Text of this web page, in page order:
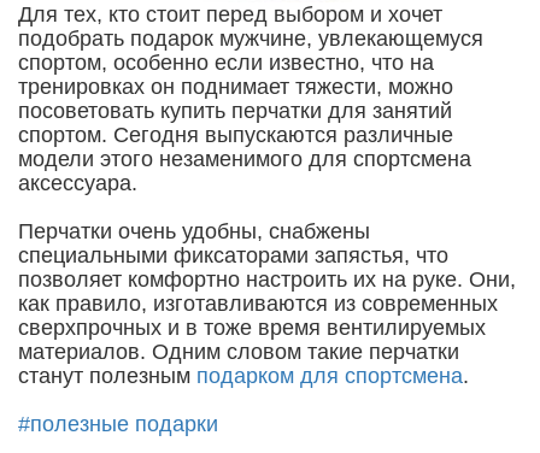
Для тех, кто стоит перед выбором и хочет
подобрать подарок мужчине, увлекающемуся
спортом, особенно если известно, что на
тренировках он поднимает тяжести, можно
посоветовать купить перчатки для занятий
спортом. Сегодня выпускаются различные
модели этого незаменимого для спортсмена
аксессуара.
Перчатки очень удобны, снабжены
специальными фиксаторами запястья, что
позволяет комфортно настроить их на руке. Они,
как правило, изготавливаются из современных
сверхпрочных и в тоже время вентилируемых
материалов. Одним словом такие перчатки
станут полезным подарком для спортсмена.
#полезные подарки